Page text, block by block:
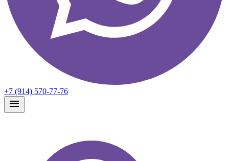
+7 (914) 570-77-76